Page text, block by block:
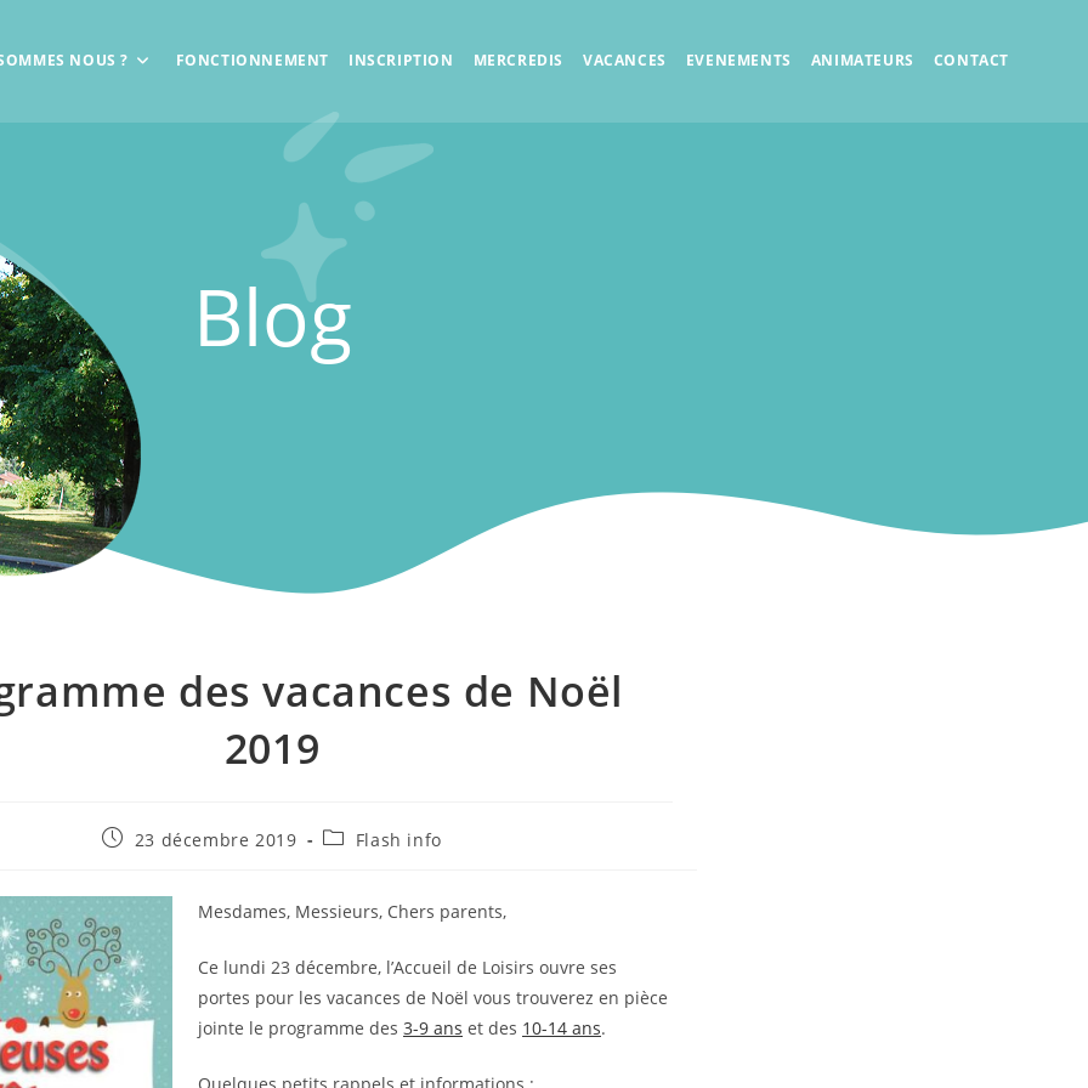
NOUS ? FONCTIONNEMENT INSCRIPTION MERCREDIS VACANCES EVENEMENTS ANIMATEURS CONTACT
Blog
des vacances de Noël
2019
Publication
23 décembre 2019
PostFlash info
Mesdames, Messieurs, Chers parents,
Ce lundi 23 décembre, l’Accueil de Loisirs ouvre ses
portes pour les vacances de Noël vous trouverez en pièce
jointe le programme des 3-9 ans et des 10-14 ans.